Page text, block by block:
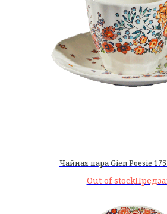
Чайная пара Gien Poesie
Out of stock